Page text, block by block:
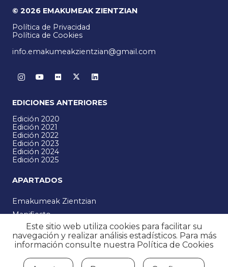
© 2026 EMAKUMEAK ZIENTZIAN
Política de Privacidad
Política de Cookies
info.emakumeakzientzian@gmail.com
EDICIONES ANTERIORES
Edición 2020
Edición 2021
Edición 2022
Edición 2023
Edición 2024
Edición 2025
APARTADOS
Emakumeak Zientzian
Manifiesto
Noticias
Programa
Este sitio web utiliza cookies para facilitar su
navegación y realizar análisis estadísticos. Para más
información consulte nuestra Política de Cookies